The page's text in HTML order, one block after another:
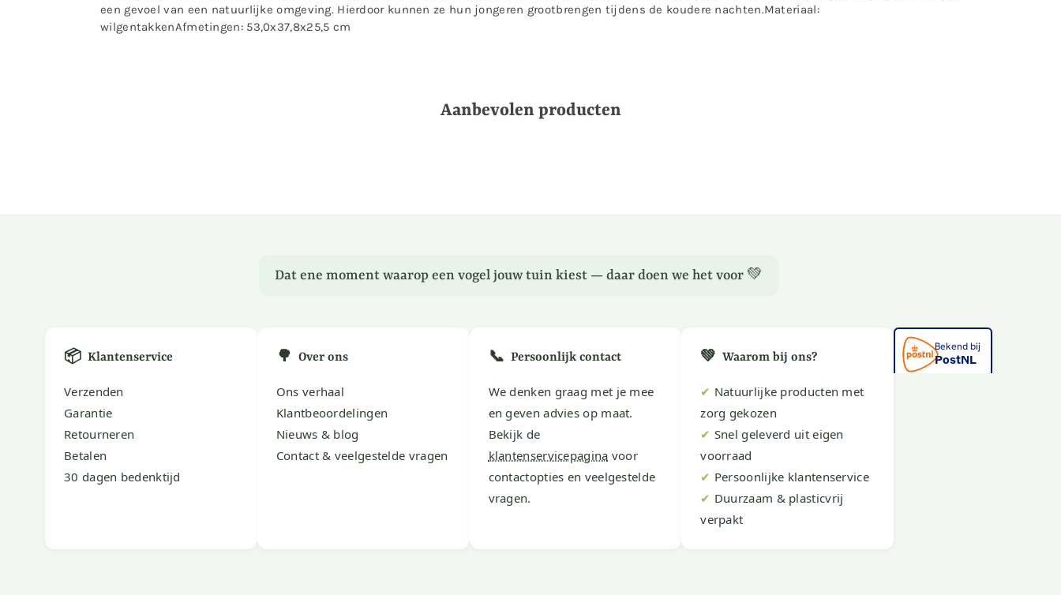
een gevoel van een natuurlijke omgeving. Hierdoor kunnen ze hun jongeren grootbrengen tijdens de koudere nachten.Materiaal:
wilgentakkenAfmetingen: 53,0x37,8x25,5 cm
Aanbevolen producten
Dat ene moment waarop een vogel jouw tuin kiest — daar doen we het voor 💚
📦 Klantenservice
Verzenden
Garantie
Retourneren
Betalen
30 dagen bedenktijd
🌳 Over ons
Ons verhaal
Klantbeoordelingen
Nieuws & blog
Contact & veelgestelde vragen
📞 Persoonlijk contact
We denken graag met je mee
en geven advies op maat.
Bekijk de
klantenservicepagina voor
contactopties en veelgestelde
vragen.
💚 Waarom bij ons?
✔ Natuurlijke producten met
zorg gekozen
✔ Snel geleverd uit eigen
voorraad
✔ Persoonlijke klantenservice
✔ Duurzaam & plasticvrij
verpakt